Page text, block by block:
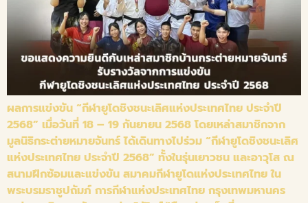
ผลการแข่งขัน “กีฬายูโดชิงชนะเลิศแห่งประเทศไทย ประจำปี
2568” เมื่อวันที่ 18 – 19 กันยายน 2568 โดยเหล่าสมาชิกจาก
มูลนิธิกระต่ายหมายจันทร์ ได้เดินทางไปร่วม “กีฬายูโดชิงชนะเลิศ
แห่งประเทศไทย ประจำปี 2568” ทั้งในรุ่นเยาวชน และอาวุโส ณ
สนามฝึกซ้อมและแข่งขัน สมาคมกีฬายูโดแห่งประเทศไทย ใน
พระบรมราชูปถัมภ์ การกีฬาแห่งประเทศไทย กรุงเทพมหานคร